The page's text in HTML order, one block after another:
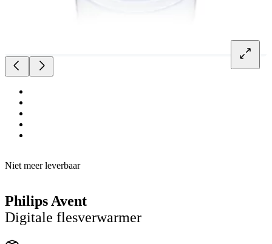
Niet meer leverbaar
Philips Avent
Digitale flesverwarmer